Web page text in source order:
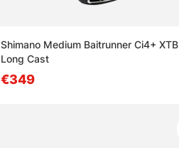
Shimano Medium Baitrunner Ci4+ XTB
Long Cast
€349